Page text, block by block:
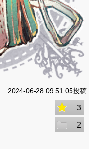
2024-06-28 09:51:05投稿
3
2